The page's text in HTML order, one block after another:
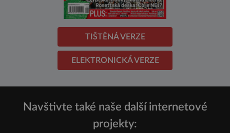
TIŠTĚNÁ VERZE
ELEKTRONICKÁ VERZE
Navštivte také naše další internetové
projekty: